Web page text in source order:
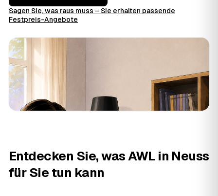
Sagen Sie, was raus muss – Sie erhalten passende
Festpreis-Angebote
Entdecken Sie, was AWL in Neuss
für Sie tun kann